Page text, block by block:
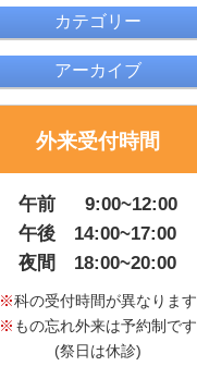
カテゴリー
アーカイブ
外来受付時間
午前 9:00~12:00
午後 14:00~17:00
夜間 18:00~20:00
※科の受付時間が異なります
※ もの忘れ外来は予約制です
(祭日は休診)